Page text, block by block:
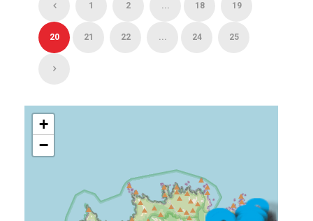
1 2 ... 18 19
20 21 22 ... 24 25
+
−